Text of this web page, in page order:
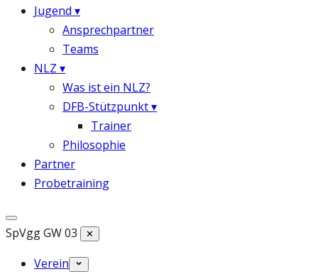
Jugend ▾
Ansprechpartner
Teams
NLZ ▾
Was ist ein NLZ?
DFB-Stützpunkt▾
Trainer
Philosophie
Partner
Probetraining
SpVgg GW 03 ✕
Verein